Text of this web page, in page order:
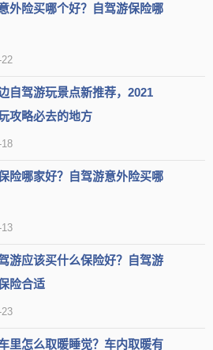
32.0万人近期来过
锡市梁溪区，历史悠久，文化底蕴深
16:00
区宝善街18号，(0510)83707864
有古祠堂 适合冬天游玩
外险买哪个好？自驾游保险哪
自驾游玩景点新推荐，2021
攻略必去的地方
险哪家好？自驾游意外险买哪
游应该买什么保险好？自驾游
险合适
里怎么取暖睡觉？车内取暖有